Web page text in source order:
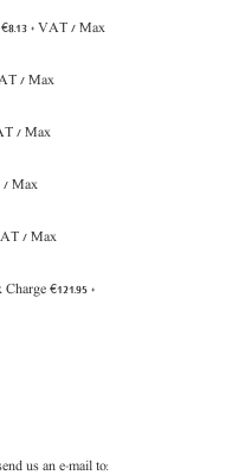
€8.13+ VAT / Max
/ Max
/ Max
/ Max
/ Max
€121.95 +
us an e-mail to: